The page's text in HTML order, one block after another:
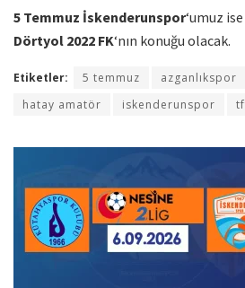
5 Temmuz İskenderunspor‘umuz ise
Dörtyol 2022 FK‘nın konuğu olacak.
Etiketler: 5 temmuz azganlıkspor
hatay amatör
iskenderunspor